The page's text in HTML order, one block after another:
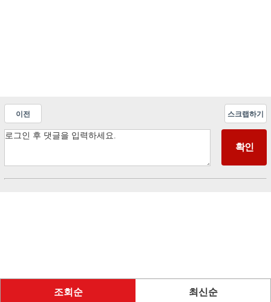
이전 스크랩하기
조회순 최신순